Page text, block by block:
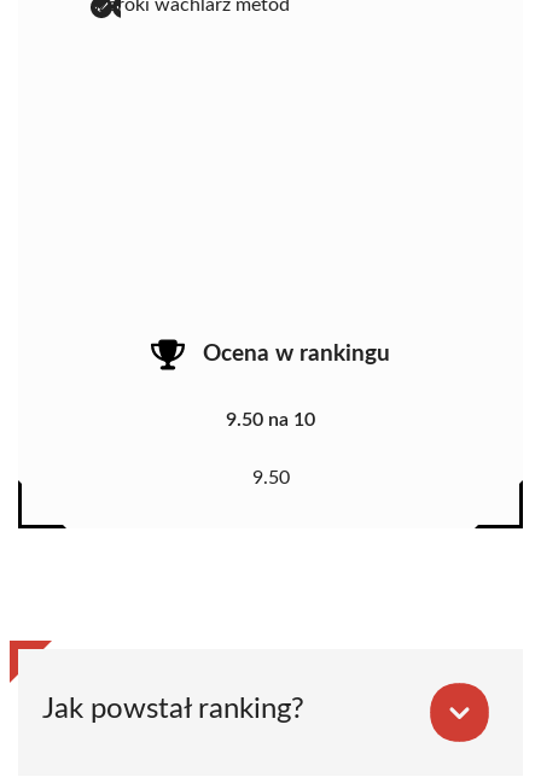
szeroki wachlarz metod
Ocena w rankingu
9.50 na 10
9.50
Jak powstał ranking?